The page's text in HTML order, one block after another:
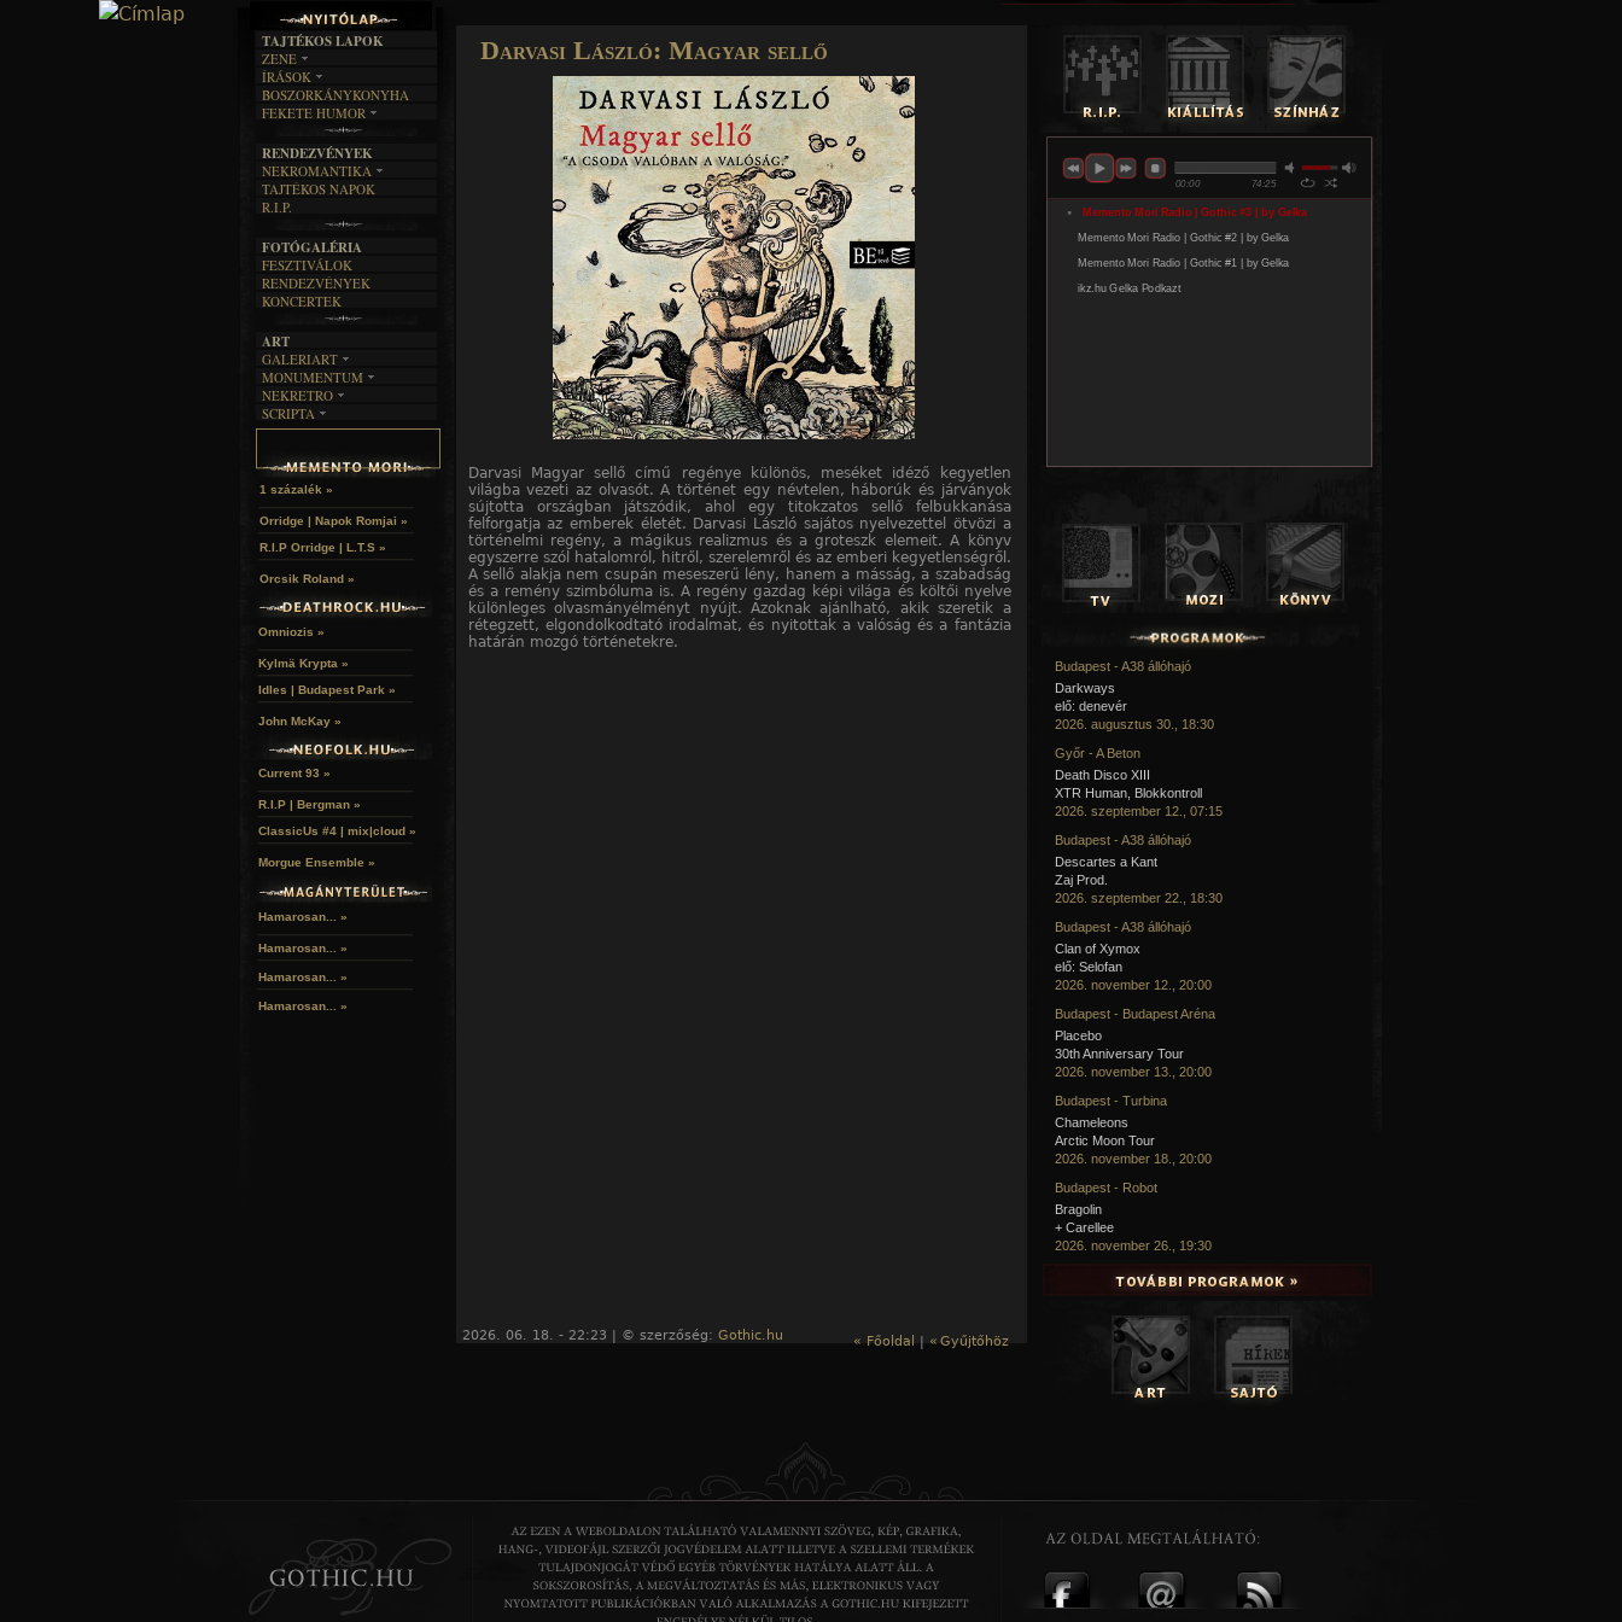
Darvasi László: Magyar sellő
Darvasi Magyar sellő című regénye különös, meséket idéző kegyetlen
világba vezeti az olvasót. A történet egy névtelen, háborúk és járványok
sújtotta országban játszódik, ahol egy titokzatos sellő felbukkanása
felforgatja az emberek életét. Darvasi László sajátos nyelvezettel ötvözi a
történelmi regény, a mágikus realizmus és a groteszk elemeit. A könyv
egyszerre szól hatalomról, hitről, szerelemről és az emberi kegyetlenségről.
A sellő alakja nem csupán meseszerű lény, hanem a másság, a szabadság
és a remény szimbóluma is. A regény gazdag képi világa és költői nyelve
különleges olvasmányélményt nyújt. Azoknak ajánlható, akik szeretik a
rétegzett, elgondolkodtató irodalmat, és nyitottak a valóság és a fantázia
határán mozgó történetekre.
2026. 06. 18. - 22:23 | © szerzőség: Gothic.hu « Főoldal | « Gyűjtőhöz
TAJTÉKOS LAPOK
ZENE
EGYÜTTESEK
INTERJÚK
FORDÍTÁSOK
DALSZÖVEGEK
ÍRÁSOK
IRODALOM
FILM
MŰVÉSZET
ÍRÁSTÖRTÉNET
BOSZORKÁNYKONYHA
FEKETE HUMOR
SZÖVEGES
RENDEZVÉNYEK
NEKROMANTIKA
AKTUÁLIS
A MÚLT
TAJTÉKOS NAPOK
R.I.P.
FOTÓGALÉRIA
FESZTIVÁLOK
RENDEZVÉNYEK
KONCERTEK
ART
GALERIART
ARTGALERI
KÉPREGÉNYEK
LAKÁSKULTS
MONUMENTUM
TEMETŐK
TEMPLOMOK
HELYEK
NEKRETRO
SZUBKULT
RELIKVIÁK
SCRIPTA
NOVELLÁK
HALÁLTÁNC
1 százalék »
Orridge | Napok Romjai »
R.I.P Orridge | L.T.S »
Orcsik Roland »
Omniozis »
Kylmä Krypta »
Idles | Budapest Park »
John McKay »
Current 93 »
R.I.P | Bergman »
ClassicUs #4 | mix|cloud »
Morgue Ensemble »
Hamarosan... »
Hamarosan... »
Hamarosan... »
Hamarosan... »
Budapest - A38 állóhajó
Darkways
elő: denevér
2026. augusztus 30., 18:30
Győr - A Beton
Death Disco XIII
XTR Human, Blokkontroll
2026. szeptember 12., 07:15
Budapest - A38 állóhajó
Descartes a Kant
Zaj Prod.
2026. szeptember 22., 18:30
Budapest - A38 állóhajó
Clan of Xymox
elő: Selofan
2026. november 12., 20:00
Budapest - Budapest Aréna
Placebo
30th Anniversary Tour
2026. november 13., 20:00
Budapest - Turbina
Chameleons
Arctic Moon Tour
2026. november 18., 20:00
Budapest - Robot
Bragolin
+ Carellee
2026. november 26., 19:30